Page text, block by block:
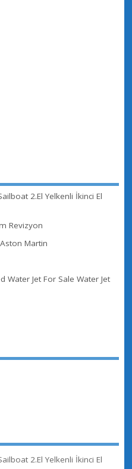
2.El Yelkenli İkinci El
Revizyon
Martin
Water Jet For Sale Water Jet
2.El Yelkenli İkinci El